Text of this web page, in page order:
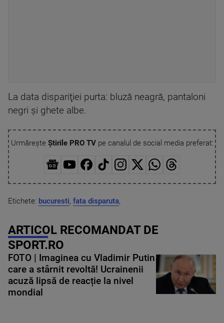
La data dispariţiei purta: bluză neagră, pantaloni
negri şi ghete albe.
Urmărește Știrile PRO TVpe canalul de social media preferat:
Etichete: bucuresti, fata disparuta,
ARTICOL RECOMANDAT DE
SPORT.RO
FOTO | Imaginea cu Vladimir Putin
care a stârnit revoltă! Ucrainenii
acuză lipsă de reacție la nivel
mondial